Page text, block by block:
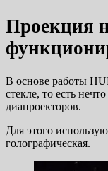
Проекция
В основе работы
стекле, то есть
диапроекторов.
Для этого
голографическая.